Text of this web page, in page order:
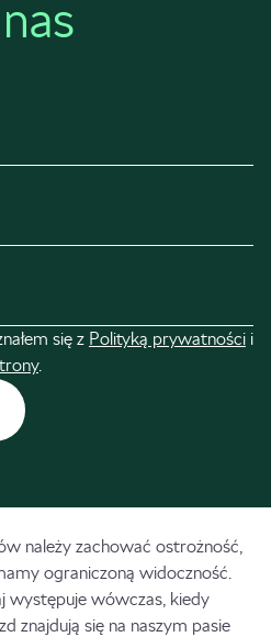
się z Polityką prywatnościi
.
należy zachować ostrożność,
ograniczoną widoczność.
występuje wówczas, kiedy
znajdują się na naszym pasie